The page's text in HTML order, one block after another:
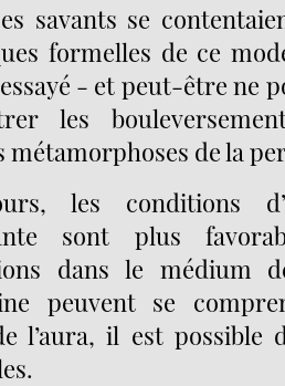
savants se
formelles de ce
- et peut-être ne
les
métamorphoses de la
les conditions
sont plus
dans le médium
peuvent se
l’aura, il est possible